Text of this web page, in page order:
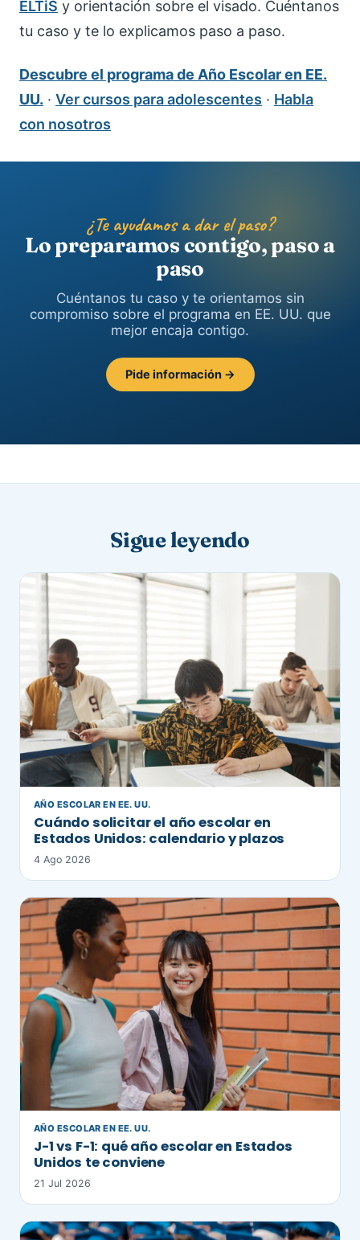
ELTiS y orientación sobre el visado. Cuéntanos
tu caso y te lo explicamos paso a paso.
Descubre el programa de Año Escolar en EE.
UU. · Ver cursos para adolescentes · Habla
con nosotros
¿Te ayudamos a dar el paso?
Lo preparamos contigo, paso a
paso
Cuéntanos tu caso y te orientamos sin
compromiso sobre el programa en EE. UU. que
mejor encaja contigo.
Pide información →
Sigue leyendo
AÑO ESCOLAR EN EE. UU.
Cuándo solicitar el año escolar en
Estados Unidos: calendario y plazos
4 Ago 2026
AÑO ESCOLAR EN EE. UU.
J-1 vs F-1: qué año escolar en Estados
Unidos te conviene
21 Jul 2026